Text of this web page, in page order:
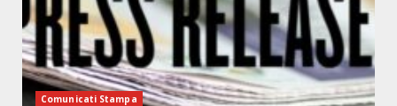
Comunicati Stampa